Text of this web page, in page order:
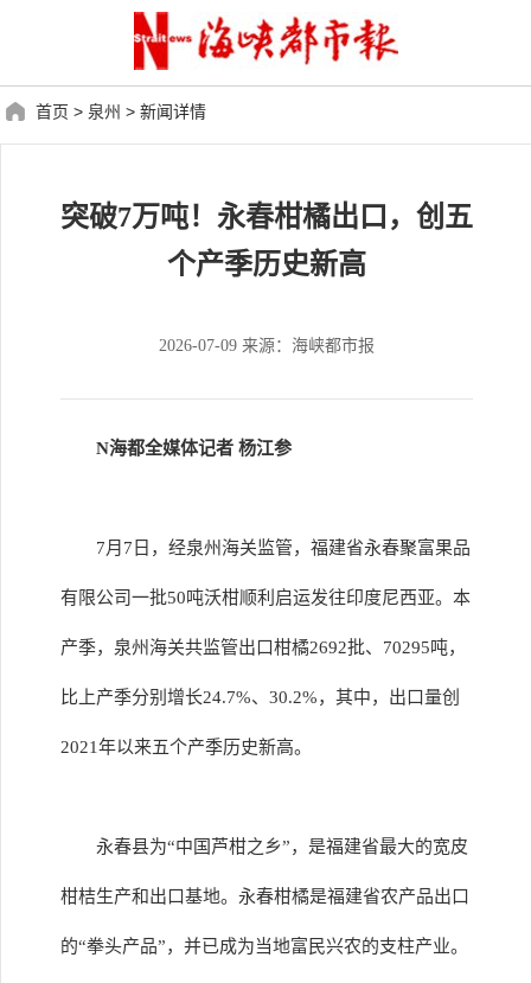
首页 > 泉州 > 新闻详情
突破7万吨！永春柑橘出口，创五
个产季历史新高
2026-07-09 来源：海峡都市报
N海都全媒体记者 杨江参
7月7日，经泉州海关监管，福建省永春聚富果品
有限公司一批50吨沃柑顺利启运发往印度尼西亚。本
产季，泉州海关共监管出口柑橘2692批、70295吨，
比上产季分别增长24.7%、30.2%，其中，出口量创
2021年以来五个产季历史新高。
永春县为“中国芦柑之乡”，是福建省最大的宽皮
柑桔生产和出口基地。永春柑橘是福建省农产品出口
的“拳头产品”，并已成为当地富民兴农的支柱产业。